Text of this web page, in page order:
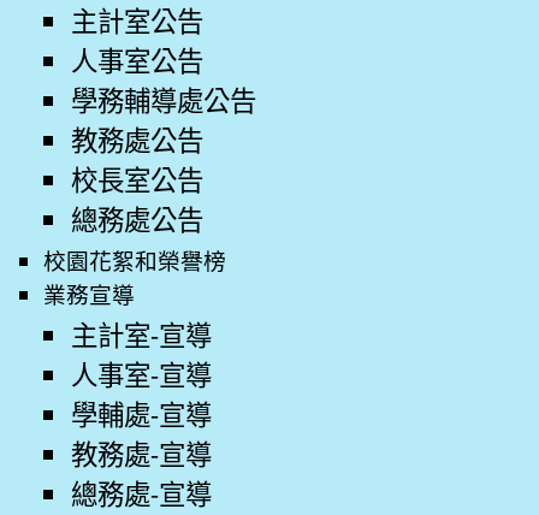
主計室公告
人事室公告
學務輔導處公告
教務處公告
校長室公告
總務處公告
校園花絮和榮譽榜
業務宣導
主計室-宣導
人事室-宣導
學輔處-宣導
教務處-宣導
總務處-宣導